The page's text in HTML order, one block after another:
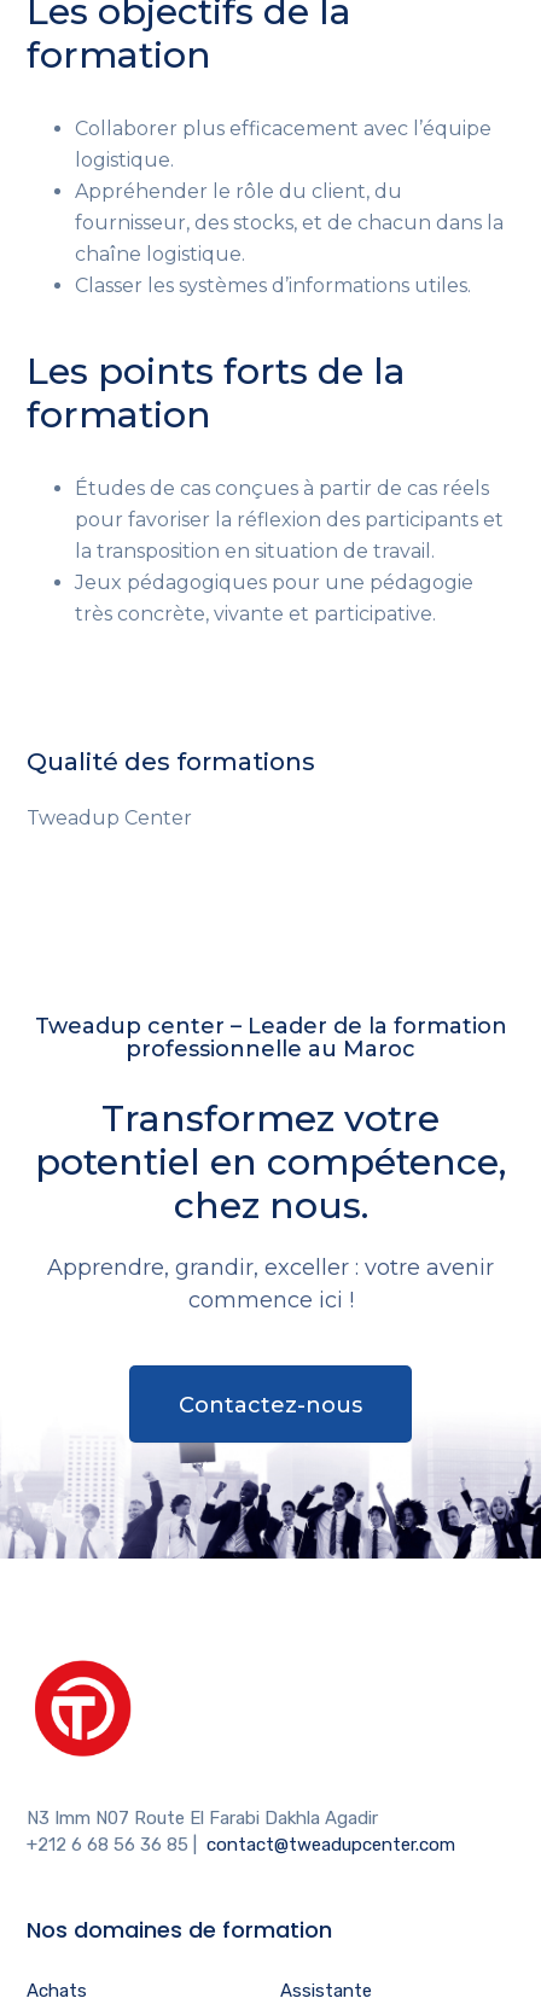
Les objectifs de la
formation
Collaborer plus efficacement avec l’équipe
logistique.
Appréhender le rôle du client, du
fournisseur, des stocks, et de chacun dans la
chaîne logistique.
Classer les systèmes d’informations utiles.
Les points forts de la
formation
Études de cas conçues à partir de cas réels
pour favoriser la réflexion des participants et
la transposition en situation de travail.
Jeux pédagogiques pour une pédagogie
très concrète, vivante et participative.
Qualité des formations
Tweadup Center
Tweadup center – Leader de la formation
professionnelle au Maroc
Transformez votre
potentiel en compétence,
chez nous.
Apprendre, grandir, exceller : votre avenir
commence ici !
Contactez-nous
N3 Imm N07 Route El Farabi Dakhla Agadir
+212 6 68 56 36 85
|contact@tweadupcenter.com
Nos domaines de formation
Achats Assistante